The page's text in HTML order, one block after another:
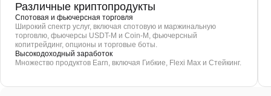
Различные криптопродукты
Спотовая и фьючерсная торговля
Широкий спектр услуг, включая спотовую и маржинальную
торговлю, фьючерсы USDT-M и Coin-M, фьючерсный
копитрейдинг, опционы и торговые боты.
Высокодоходный заработок
Множество продуктов Earn, включая Гибкие, Flexi Max и Стейкинг.